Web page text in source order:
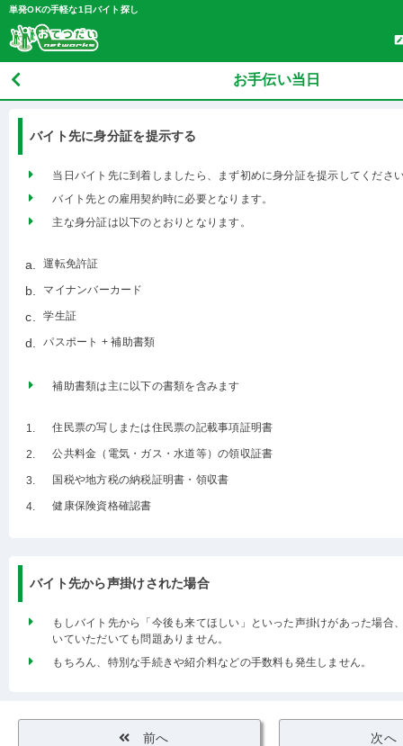
単発OKの手軽な1日バイト探し
お手伝い当日
バイト先に身分証を提示する
当日バイト先に到着しましたら、まず初めに身分証を提示してくださ
バイト先との雇用契約時に必要となります。
主な身分証は以下のとおりとなります。
運転免許証
マイナンバーカード
学生証
パスポート + 補助書類
補助書類は主に以下の書類を含みます
住民票の写しまたは住民票の記載事項証明書
公共料金（電気・ガス・水道等）の領収証書
国税や地方税の納税証明書・領収書
健康保険資格確認書
バイト先から声掛けされた場合
もしバイト先から「今後も来てほしい」といった声掛けがあった場合
いていただいても問題ありません。
もちろん、特別な手続きや紹介料などの手数料も発生しません。
前へ 次へ